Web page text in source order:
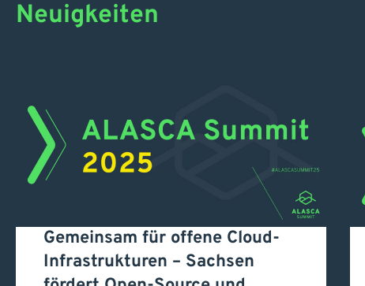
Neuigkeiten
Gemeinsam für offene Cloud-
Infrastrukturen – Sachsen
Gemeinsam für offene
Cloud-Infrastrukturen –